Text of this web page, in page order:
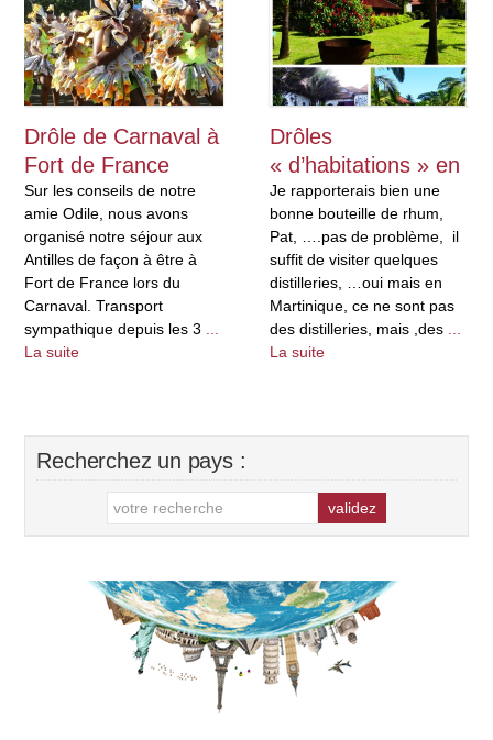
Drôle de Carnaval à
Fort de France
Sur les conseils de notre
amie Odile, nous avons
organisé notre séjour aux
Antilles de façon à être à
Fort de France lors du
Carnaval. Transport
sympathique depuis les 3
La suite
Drôles
« d’habitations » en
Martinique
Je rapporterais bien une
bonne bouteille de rhum,
Pat, ….pas de problème, il
suffit de visiter quelques
distilleries, …oui mais en
Martinique, ce ne sont pas
des distilleries, mais ,des
La suite
Recherchez un pays :